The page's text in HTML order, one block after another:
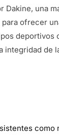
Dakine, una
ofrecer
deportivos
integridad de
como